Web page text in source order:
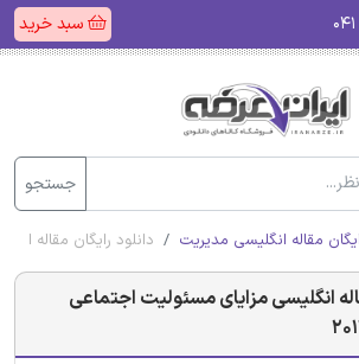
سبد خرید
جستجو
مقاله انگلیسی مدیریت دانلود رایگان مقاله
انگلیسی مزایای مسئولیت اجتماعی